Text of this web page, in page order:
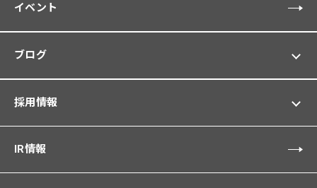
イベント
ブログ
採用情報
IR情報